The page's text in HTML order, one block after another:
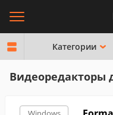
Категории
Видеоредакторы